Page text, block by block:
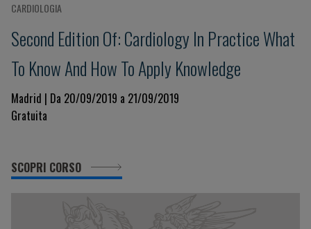
CARDIOLOGIA
Second Edition Of: Cardiology In Practice What
To Know And How To Apply Knowledge
Madrid | Da 20/09/2019 a 21/09/2019
Gratuita
SCOPRI CORSO